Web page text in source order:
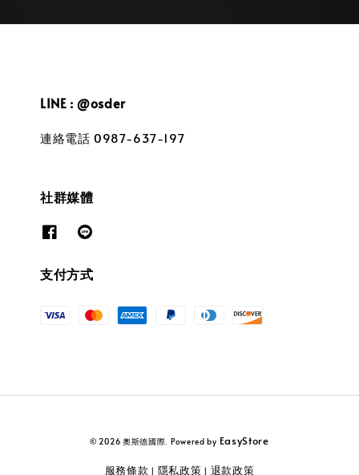
LINE : @osder
連絡電話 0987-637-197
社群媒體
支付方式
© 2026 奧斯德國際. Powered by EasyStore
服務條款 | 隱私政策 | 退款政策